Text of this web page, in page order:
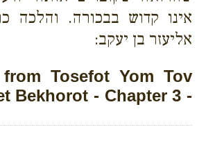
אינו קדוש בבכורה. והלכה
אליעזר בן יעקב:
from Tosefot Yom Tov
Bekhorot - Chapter 3 -